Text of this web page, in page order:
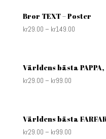
Bror TEXT – Poster
kr29.00 – kr149.00
Världens bästa
kr29.00 – kr99.00
Världens bästa
kr29.00 – kr99.00